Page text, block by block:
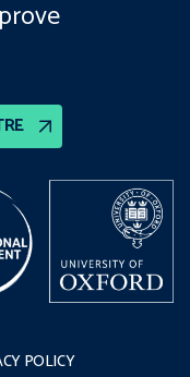
POLICY